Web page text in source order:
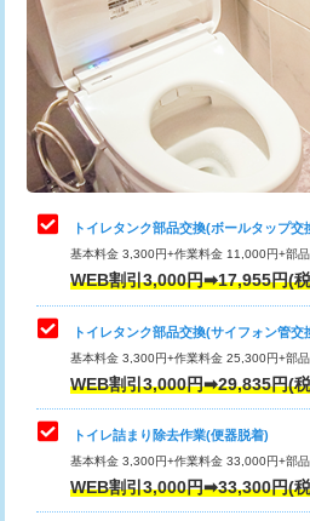
トイレタンク部品交換(ボールタップ交
基本料金 3,300円+作業料金 11,000円+部
WEB割引3,000円➡17,955円(
トイレタンク部品交換(サイフォン管交
基本料金 3,300円+作業料金 25,300円+部
WEB割引3,000円➡29,835円(
トイレ詰まり除去作業(便器脱着)
基本料金 3,300円+作業料金 33,000円+部
WEB割引3,000円➡33,300円(